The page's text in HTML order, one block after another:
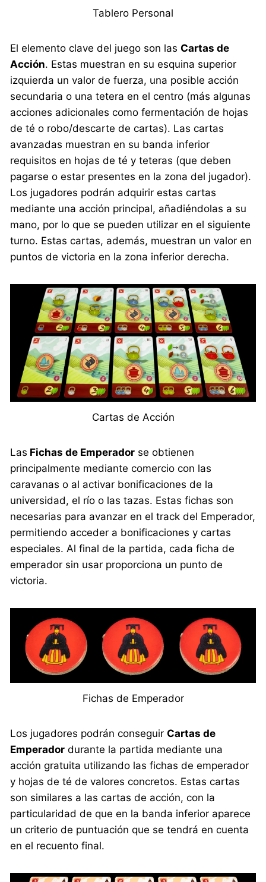
Tablero Personal
El elemento clave del juego son lasCartas de
Acción. Estas muestran en su esquina superior
izquierda un valor de fuerza, una posible acción
secundaria o una tetera en el centro (más algunas
acciones adicionales como fermentación de hojas
de té o robo/descarte de cartas). Las cartas
avanzadas muestran en su banda inferior
requisitos en hojas de té y teteras (que deben
pagarse o estar presentes en la zona del jugador).
Los jugadores podrán adquirir estas cartas
mediante una acción principal, añadiéndolas a su
mano, por lo que se pueden utilizar en el siguiente
turno. Estas cartas, además, muestran un valor en
puntos de victoria en la zona inferior derecha.
Cartas de Acción
Las Fichas de Emperador se obtienen
principalmente mediante comercio con las
caravanas o al activar bonificaciones de la
universidad, el río o las tazas. Estas fichas son
necesarias para avanzar en el track del Emperador,
permitiendo acceder a bonificaciones y cartas
especiales. Al final de la partida, cada ficha de
emperador sin usar proporciona un punto de
victoria.
Fichas de Emperador
Los jugadores podrán conseguirCartas de
Emperador durante la partida mediante una
acción gratuita utilizando las fichas de emperador
y hojas de té de valores concretos. Estas cartas
son similares a las cartas de acción, con la
particularidad de que en la banda inferior aparece
un criterio de puntuación que se tendrá en cuenta
en el recuento final.